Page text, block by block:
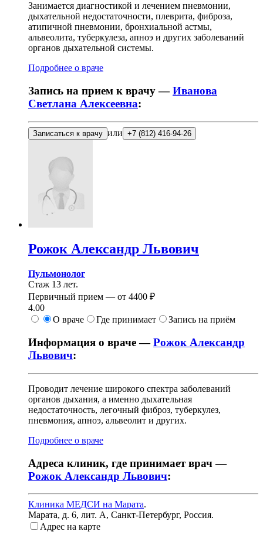
Занимается диагностикой и лечением пневмонии,
дыхательной недостаточности, плеврита, фиброза,
атипичной пневмонии, бронхиальной астмы,
альвеолита, туберкулеза, апноэ и других заболеваний
органов дыхательной системы.
Подробнее о враче
Запись на прием к врачу —Иванова
Светлана Алексеевна:
Записаться к врачу или +7 (812) 416-94-26
Рожок Александр Львович
Пульмонолог
Стаж 13 лет.
Первичный прием — от 4400 ₽
4.00
О враче
Где принимает Запись на приём
Информация о враче —Рожок Александр
Львович:
Проводит лечение широкого спектра заболеваний
органов дыхания, а именно дыхательная
недостаточность, легочный фиброз, туберкулез,
пневмония, апноэ, альвеолит и других.
Подробнее о враче
Адреса клиник, где принимает врач —
Рожок Александр Львович:
Клиника МЕДСИ на Марата.
Марата, д. 6, лит. А, Санкт-Петербург, Россия.
Адрес на карте